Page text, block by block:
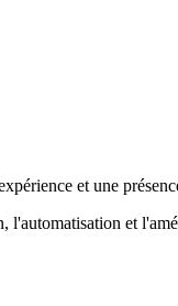
et une
et